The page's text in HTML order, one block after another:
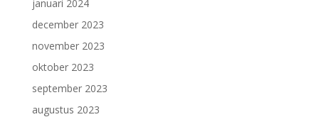
januari 2024
december 2023
november 2023
oktober 2023
september 2023
augustus 2023